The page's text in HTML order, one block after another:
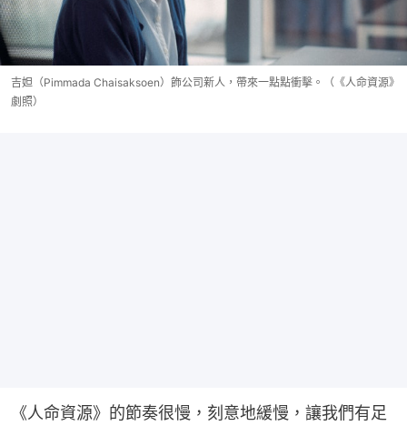
吉妲（Pimmada Chaisaksoen）飾公司新人，帶來一點點衝擊。（《人命資源》
劇照）
《人命資源》的節奏很慢，刻意地緩慢，讓我們有足